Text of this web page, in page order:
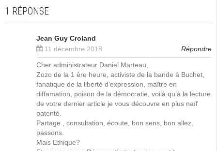
1 RÉPONSE
Jean Guy Croland
11 décembre 2018
Répondre
Cher administrateur Daniel Marteau,
Zozo de la 1 ère heure, activiste de la bande à Buchet,
fanatique de la liberté d’expression, maître en
diffamation, poison de la démocratie, voilà qu’à la lecture
de votre dernier article je vous découvre en plus naïf
patenté.
Partage , consultation, écoute, bon sens, bon allez,
passons.
Mais Ethique?